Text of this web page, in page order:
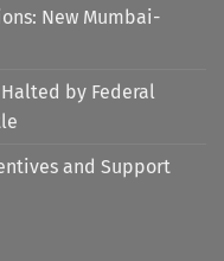
New Mumbai-
by Federal
and Support